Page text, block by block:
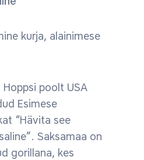
kurja, alainimese
Hoppsi poolt USA
Esimese
“Hävita see
Saksamaa on
gorillana, kes